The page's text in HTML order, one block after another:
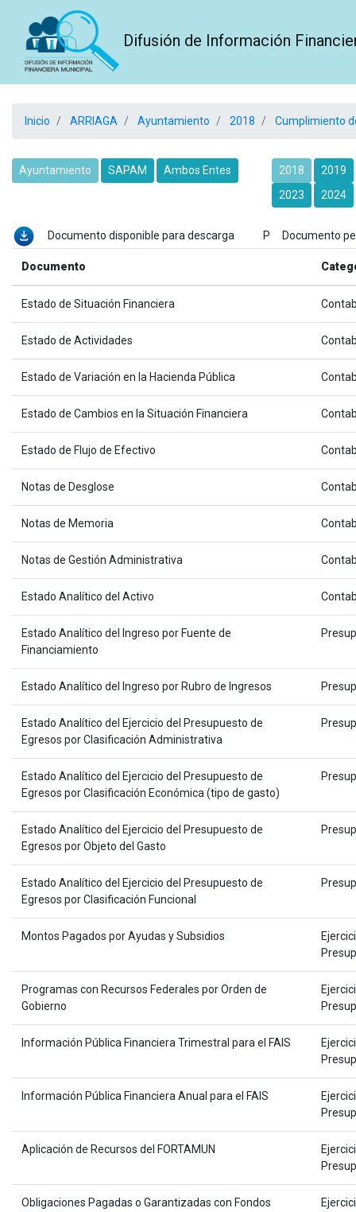
Difusión de Información
Inicio ARRIAGA Ayuntamiento 2018 Cumplimiento
Ayuntamiento SAPAM Ambos Entes 2018
2019
2023
2024
Documento disponible para descarga P Documento
Documento
Estado de Situación Financiera
Estado de Actividades
Estado de Variación en la Hacienda Pública
Estado de Cambios en la Situación Financiera
Estado de Flujo de Efectivo
Notas de Desglose
Notas de Memoria
Notas de Gestión Administrativa
Estado Analítico del Activo
Estado Analítico del Ingreso por Fuente de
Financiamiento
Estado Analítico del Ingreso por Rubro de Ingresos
Estado Analítico del Ejercicio del Presupuesto de
Egresos por Clasificación Administrativa
Estado Analítico del Ejercicio del Presupuesto de
Egresos por Clasificación Económica (tipo de gasto)
Estado Analítico del Ejercicio del Presupuesto de
Egresos por Objeto del Gasto
Estado Analítico del Ejercicio del Presupuesto de
Egresos por Clasificación Funcional
Montos Pagados por Ayudas y Subsidios
Programas con Recursos Federales por Orden de
Gobierno
Información Pública Financiera Trimestral para el FAIS
Información Pública Financiera Anual para el FAIS
Aplicación de Recursos del FORTAMUN
Obligaciones Pagadas o Garantizadas con Fondos